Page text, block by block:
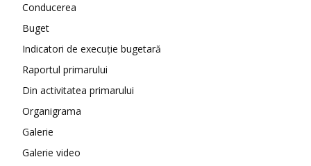
Conducerea
Buget
Indicatori de execuție bugetară
Raportul primarului
Din activitatea primarului
Organigrama
Galerie
Galerie video